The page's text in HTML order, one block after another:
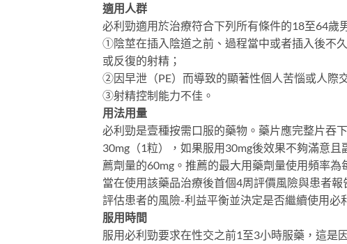
適用人群
必利勁適用於治療符合下列所有條件的18至64歲
①陰莖在插入陰道之前、過程當中或者插入後不
或反復的射精；
②因早泄（PE）而導致的顯著性個人苦惱或人際
③射精控制能力不佳。
用法用量
必利勁是壹種按需口服的藥物。藥片應完整片吞
30mg（1粒），如果服用30mg後效果不夠滿意
薦劑量的60mg。推薦的最大用藥劑量使用頻率
當在使用該藥品治療後首個4周評價風險與患者
評估患者的風險-利益平衡並決定是否繼續使用必
服用時間
服用必利勁要求在性交之前1至3小時服藥，這是